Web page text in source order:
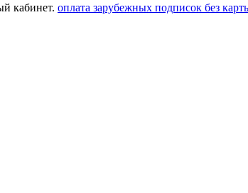
кабинет. оплата зарубежных подписок без